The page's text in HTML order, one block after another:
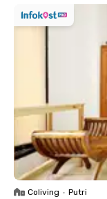
Coliving • Putri